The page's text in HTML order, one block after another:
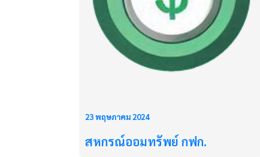
23 พฤษภาคม 2024
สหกรณ์ออมทรัพย์ กฟก.